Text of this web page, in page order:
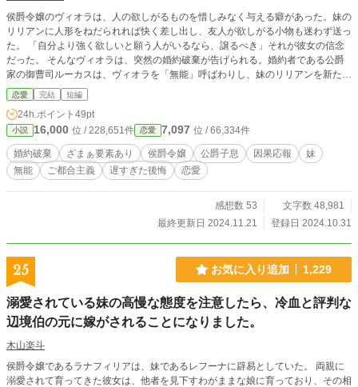
侯爵令嬢のヴィオラは、人の欲しがるものを惜しみなく与える癖があった。妹の
リリアンに人形をねだられれば快く差し出し、友人が欲しがる小物も迷わず送っ
た。 「自分より強く欲しいと願う人がいるなら、譲るべき」それが彼女の信念
だった。 そんなヴィオラは、突然の婚約破棄が告げられる。婚約者である公爵
家の御曹司ルーカスは、ヴィオラを「無能」呼ばわりし、妹のリリアンを新たな
婚約者に選ぶ。 幼い頃から妹に欲しがられるものを全て与え続けてきたヴィオ
ラだったが、まさか婚約者まで奪われるとは思ってもみなかった。 婚約相手が
いなくなったヴィオラに、縁談の話が舞い込む。その相手とは、若手貴族当主の
ジェイミーという男。 先日ヴィオラに窮地を救ってもらった彼は、恩返しがし
たいと申し出るのだった。ヴィオラの「贈り物」があったからこそ、絶体絶命の
ピンチを脱することができたのだと。 ※設定ゆるめ、ご都合主義の作品です。
※カクヨムにも掲載中です。
恋愛 完結 短編
24h.ポイント 49pt
小説 16,000 位 / 228,651件 恋愛 7,097 位 / 66,334件
婚約破棄 ざまぁ要素あり 侯爵令嬢 公爵子息 因果応報
妹
無能
ご都合主義 遅すぎた後悔 恋愛
感想数 53
文字数 48,981
最終更新日 2024.11.21
登録日 2024.10.31
25 お気に入り追加 1,229
溺愛されている妹の高慢な態度を注意したら、冷血と評判な
辺境伯の元に嫁がされることになりました。
木山楽斗
侯爵令嬢であるラナフィリアは、妹であるレフーナに辟易としていた。 両親に
溺愛されて育ってきた彼女は、他者を見下すわがままな娘に育っており、その相